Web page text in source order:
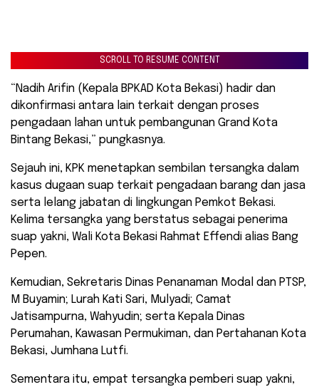
SCROLL TO RESUME CONTENT
“Nadih Arifin (Kepala BPKAD Kota Bekasi) hadir dan
dikonfirmasi antara lain terkait dengan proses
pengadaan lahan untuk pembangunan Grand Kota
Bintang Bekasi,” pungkasnya.
Sejauh ini, KPK menetapkan sembilan tersangka dalam
kasus dugaan suap terkait pengadaan barang dan jasa
serta lelang jabatan di lingkungan Pemkot Bekasi.
Kelima tersangka yang berstatus sebagai penerima
suap yakni, Wali Kota Bekasi Rahmat Effendi alias Bang
Pepen.
Kemudian, Sekretaris Dinas Penanaman Modal dan PTSP,
M Buyamin; Lurah Kati Sari, Mulyadi; Camat
Jatisampurna, Wahyudin; serta Kepala Dinas
Perumahan, Kawasan Permukiman, dan Pertahanan Kota
Bekasi, Jumhana Lutfi.
Sementara itu, empat tersangka pemberi suap yakni,